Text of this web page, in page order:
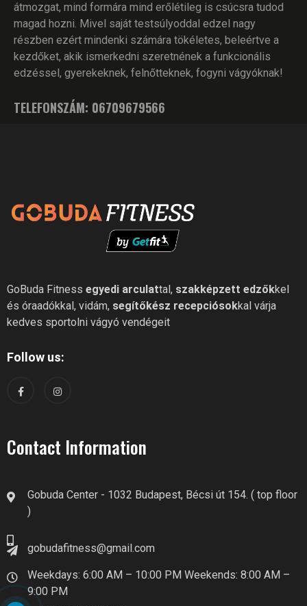
átmozgat, mind formára mind erőlétileg is csúcsra tudod
magad hozni. Mivel saját testsúlyoddal edzel nagy
részben ezért mindenki számára tökéletes, beleértve a
kezdőket, akik ismerkedni szeretnének a funkcionális
edzéssel, gyerekeknek, felnőtteknek, fogyni vágyóknak!
TELEFONSZÁM: 06709679566
GoBuda Fitness egyedi arculattal, szakképzett edzőkkel
és óraadókkal, vidám, segítőkész recepciósokkal várja
kedves sportolni vágyó vendégeit
Follow us:
Contact Information
Gobuda Center - 1032 Budapest, Bécsi út 154. ( top floor
)
gobudafitness@gmail.com
Weekdays: 6:00 AM – 10:00 PM Weekends: 8:00 AM –
9:00 PM